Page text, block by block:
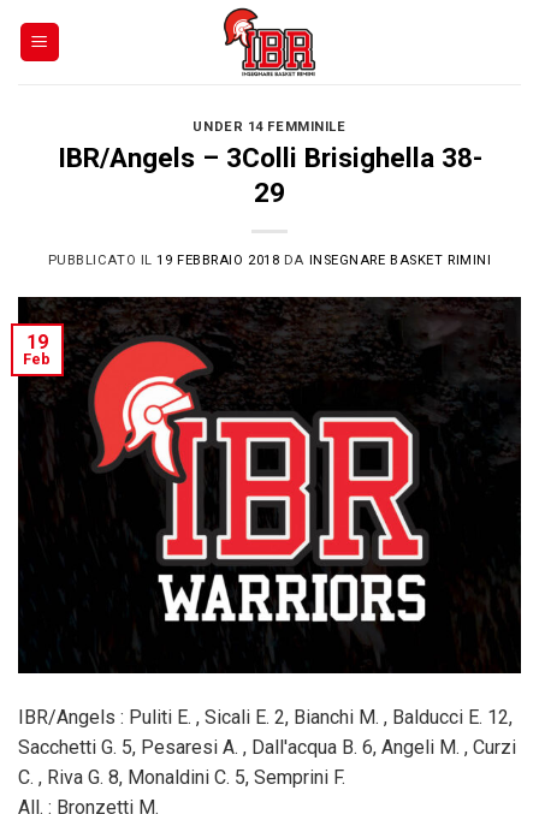
UNDER 14 FEMMINILE
IBR/Angels – 3Colli Brisighella 38-
29
PUBBLICATO IL19 FEBBRAIO 2018 DA INSEGNARE BASKET RIMINI
19
Feb
IBR/Angels : Puliti E. , Sicali E. 2, Bianchi M. , Balducci E. 12,
Sacchetti G. 5, Pesaresi A. , Dall'acqua B. 6, Angeli M. , Curzi
C. , Riva G. 8, Monaldini C. 5, Semprini F.
All. : Bronzetti M.